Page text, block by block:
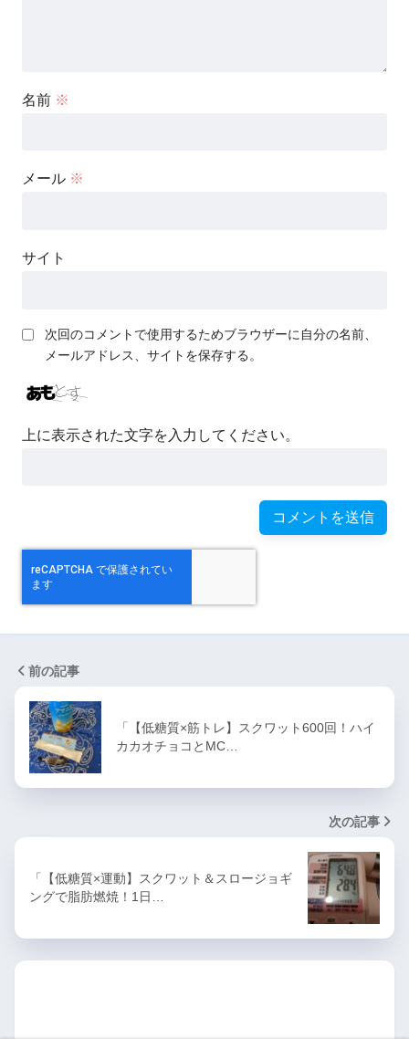
名前 ※
メール ※
サイト
次回のコメントで使用するためブラウザーに自分の名前、
メールアドレス、サイトを保存する。
上に表示された文字を入力してください。
前の記事
「【低糖質×筋トレ】スクワット600回！ハイ
カカオチョコとMC…
次の記事
「【低糖質×運動】スクワット＆スロージョギ
ングで脂肪燃焼！1日…